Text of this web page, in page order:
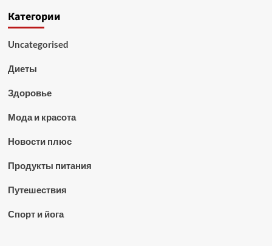
Категории
Uncategorised
Диеты
Здоровье
Мода и красота
Новости плюс
Продукты питания
Путешествия
Спорт и йога